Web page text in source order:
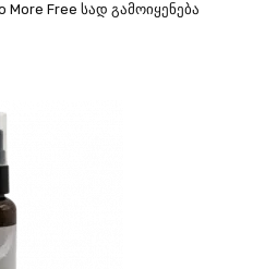
More Free სად გამოიყენება